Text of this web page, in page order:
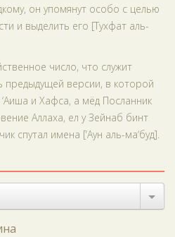
он упомянут особо с целью
и выделить его [Тухфат аль-
число, что служит
предыдущей версии, в которой
и Хафса, а мёд Посланник
Аллаха, ел у Зейнаб бинт
спутал имена [‘Аун аль-ма‘буд].